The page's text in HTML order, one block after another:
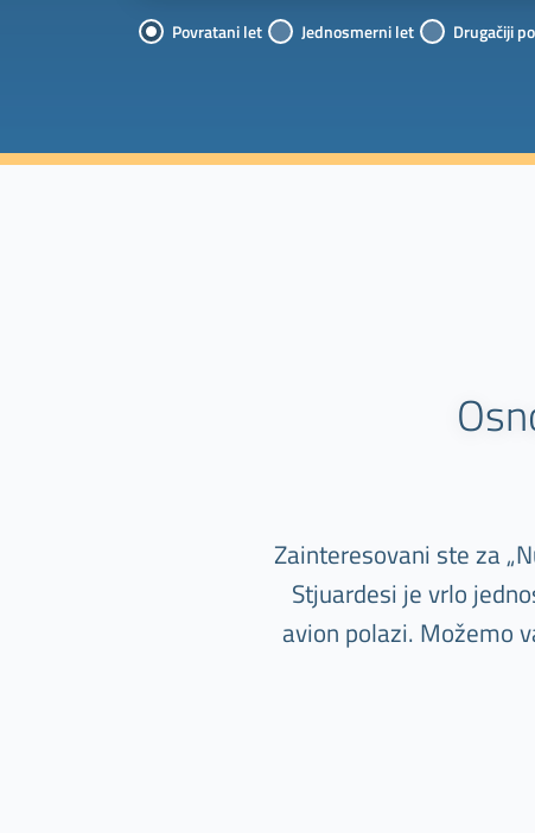
Povratani let Jednosmerni let Drugačiji
Zainteresovani ste za
Stjuardesi je vrlo
avion polazi. Možemo